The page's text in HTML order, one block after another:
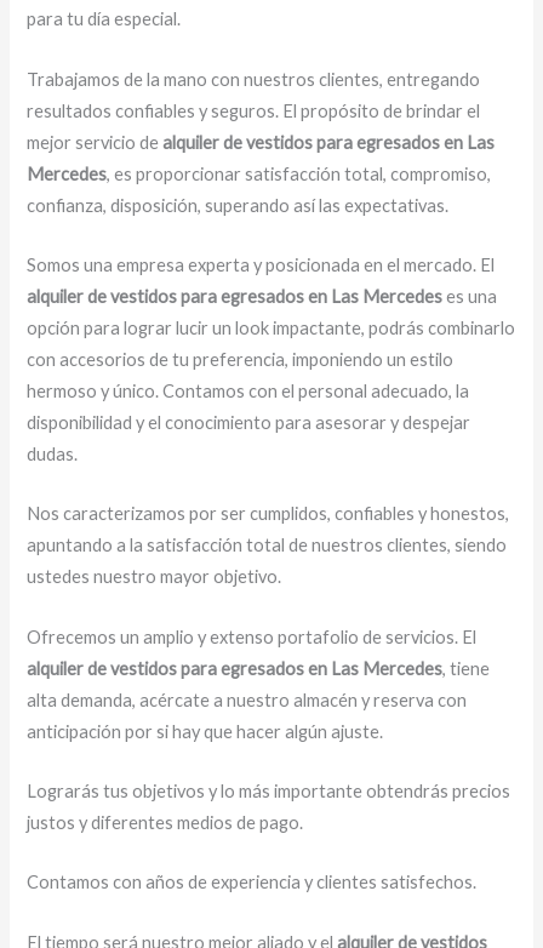
para tu día especial.
Trabajamos de la mano con nuestros clientes, entregando
resultados confiables y seguros. El propósito de brindar el
mejor servicio dealquiler de vestidos para egresadosen Las
Mercedes, es proporcionar satisfacción total, compromiso,
confianza, disposición, superando así las expectativas.
Somos una empresa experta y posicionada en el mercado. El
alquiler de vestidos para egresados en Las Mercedeses una
opción para lograr lucir un look impactante, podrás combinarlo
con accesorios de tu preferencia, imponiendo un estilo
hermoso y único. Contamos con el personal adecuado, la
disponibilidad y el conocimiento para asesorar y despejar
dudas.
Nos caracterizamos por ser cumplidos, confiables y honestos,
apuntando a la satisfacción total de nuestros clientes, siendo
ustedes nuestro mayor objetivo.
Ofrecemos un amplio y extenso portafolio de servicios. El
alquiler de vestidos para egresadosen Las Mercedes, tiene
alta demanda, acércate a nuestro almacén y reserva con
anticipación por si hay que hacer algún ajuste.
Lograrás tus objetivos y lo más importante obtendrás precios
justos y diferentes medios de pago.
Contamos con años de experiencia y clientes satisfechos.
El tiempo será nuestro mejor aliado y elalquiler de vestidos